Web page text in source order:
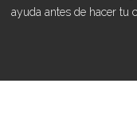
ayuda antes de hacer tu